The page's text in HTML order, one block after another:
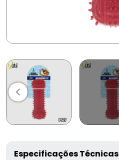
Especificações Técnicas